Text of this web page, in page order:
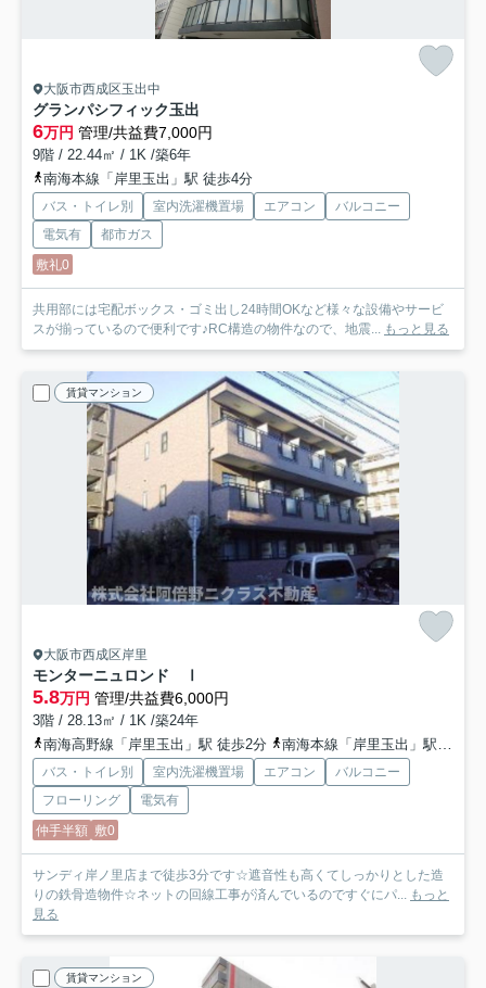
大阪市西成区玉出中
グランパシフィック玉出
6万円 管理/共益費7,000円
9階 / 22.44㎡ / 1K /築6年
南海本線「岸里玉出」駅 徒歩4分
バス・トイレ別 室内洗濯機置場 エアコン
バルコニー
電気有
都市ガス
敷礼0
共用部には宅配ボックス・ゴミ出し24時間OKなど様々な設備やサービ
スが揃っているので便利です♪RC構造の物件なので、地震... もっと見る
賃貸マンション
大阪市西成区岸里
モンターニュロンド Ⅰ
5.8万円 管理/共益費6,000円
3階 / 28.13㎡ / 1K /築24年
南海高野線「岸里玉出」駅 徒歩2分
南海本線「岸里玉出」駅 徒歩4分
バス・トイレ別 室内洗濯機置場 エアコン
バルコニー
フローリング
電気有
仲手半額 敷0
サンディ岸ノ里店まで徒歩3分です☆遮音性も高くてしっかりとした造
りの鉄骨造物件☆ネットの回線工事が済んでいるのですぐにパ... もっと
見る
賃貸マンション